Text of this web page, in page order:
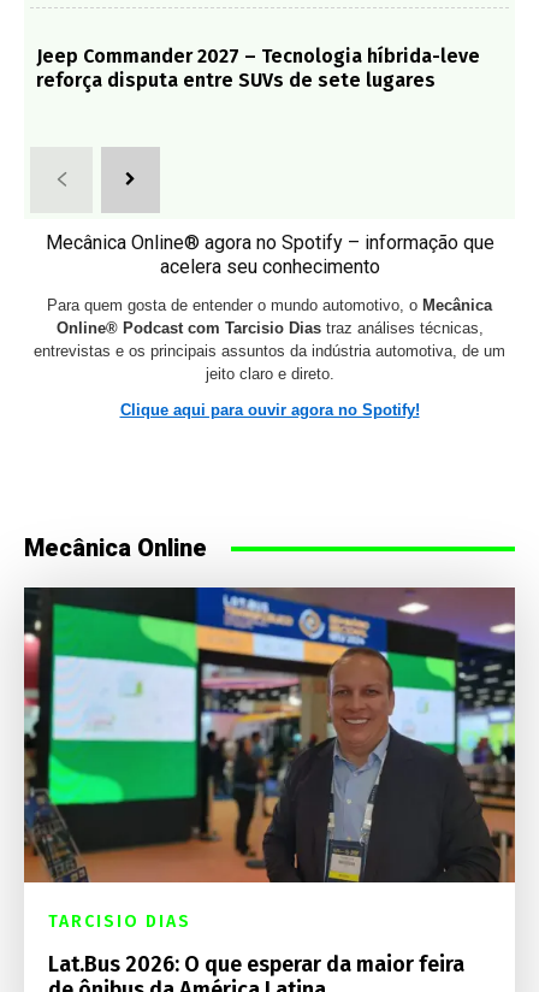
Jeep Commander 2027 – Tecnologia híbrida-leve
reforça disputa entre SUVs de sete lugares
Mecânica Online® agora no Spotify – informação que
acelera seu conhecimento
Para quem gosta de entender o mundo automotivo, o Mecânica
Online® Podcast com Tarcisio Diastraz análises técnicas,
entrevistas e os principais assuntos da indústria automotiva, de um
jeito claro e direto.
Clique aqui para ouvir agora no Spotify!
Mecânica Online
TARCISIO DIAS
Lat.Bus 2026: O que esperar da maior feira